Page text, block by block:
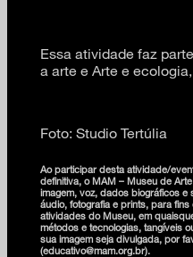
Essa atividade faz
a arte e Arte e
Foto: Studio Tertúlia
Ao participar desta atividade/
definitiva, o MAM – Museu de
imagem, voz, dados biográficos
áudio, fotografia e prints, para
atividades do Museu, em
métodos e tecnologias, tangíveis
sua imagem seja divulgada, por
(educativo@mam.org.br).